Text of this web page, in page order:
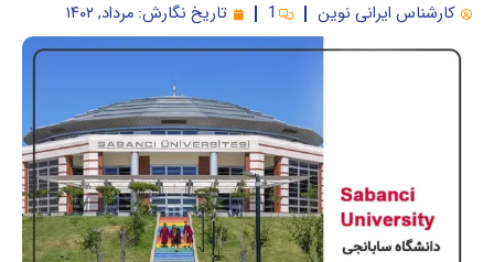
کارشناس ایرانی نوین 1 تاریخ نگارش: مرداد, ۱۴۰۲